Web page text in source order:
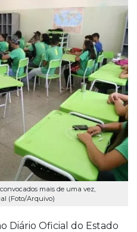
mais de uma vez,
(Foto/Arquivo)
Diário Oficial do Estado